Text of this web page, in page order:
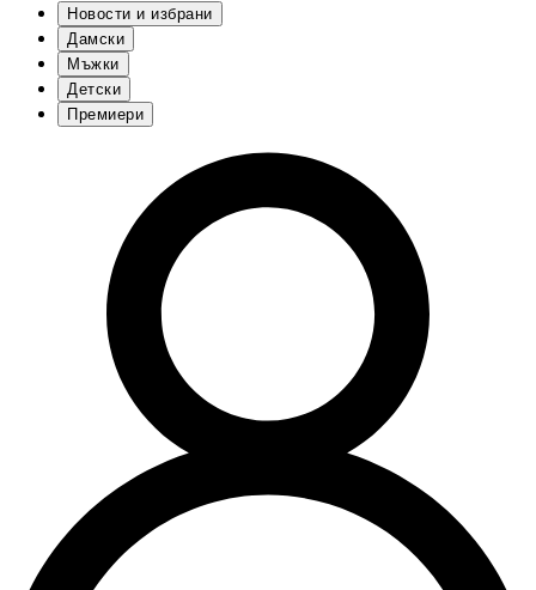
Новости и избрани
Дамски
Мъжки
Детски
Премиери